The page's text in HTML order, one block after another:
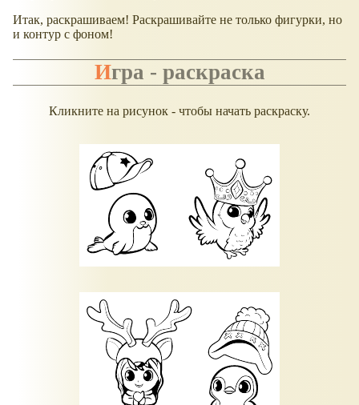
Итак, раскрашиваем! Раскрашивайте не только фигурки, но
и контур с фоном!
Игра - раскраска
Кликните на рисунок - чтобы начать раскраску.